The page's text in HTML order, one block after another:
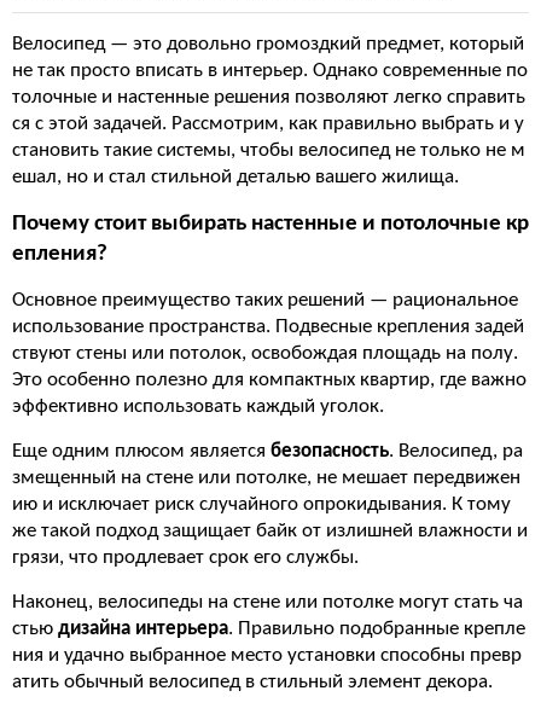
Велосипед — это довольно громоздкий предмет, который
не так просто вписать в интерьер. Однако современные по
толочные и настенные решения позволяют легко справить
ся с этой задачей. Рассмотрим, как правильно выбрать и у
становить такие системы, чтобы велосипед не только не м
ешал, но и стал стильной деталью вашего жилища.
Почему стоит выбирать настенные и потолочные кр
епления?
Основное преимущество таких решений — рациональное
использование пространства. Подвесные крепления задей
ствуют стены или потолок, освобождая площадь на полу.
Это особенно полезно для компактных квартир, где важно
эффективно использовать каждый уголок.
Еще одним плюсом является безопасность. Велосипед, ра
змещенный на стене или потолке, не мешает передвижен
ию и исключает риск случайного опрокидывания. К тому
же такой подход защищает байк от излишней влажности и
грязи, что продлевает срок его службы.
Наконец, велосипеды на стене или потолке могут стать ча
стью дизайна интерьера. Правильно подобранные крепле
ния и удачно выбранное место установки способны превр
атить обычный велосипед в стильный элемент декора.